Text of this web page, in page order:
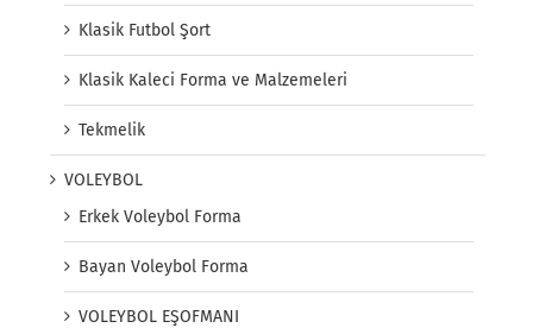
Klasik Futbol Şort
Klasik Kaleci Forma ve Malzemeleri
Tekmelik
VOLEYBOL
Erkek Voleybol Forma
Bayan Voleybol Forma
VOLEYBOL EŞOFMANI